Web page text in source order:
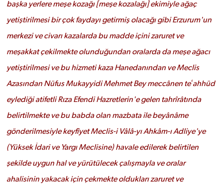
başka yerlere meşe kozağı [meşe kozalağı] ekimiyle ağaç
yetiştirilmesi bir çok faydayı getirmiş olacağı gibi Erzurum'un
merkezi ve civarı kazalarda bu madde içini zaruret ve
meşakkat çekilmekte olunduğundan oralarda da meşe ağacı
yetiştirilmesi ve bu hizmeti kaza Hanedanından ve Meclis
Azasından Nüfus Mukayyidi Mehmet Bey meccânen teʻahhüd
eylediği atifetli Rıza Efendi Hazretlerin'e gelen tahrîrâtında
belirtilmekte ve bu babda olan mazbata ile beyânâme
gönderilmesiyle keyfîyet Meclis-i Vâlâ-yı Ahkâm-ı Adliye'ye
(Yüksek İdari ve Yargı Meclisine) havale edilerek belirtilen
şekilde uygun hal ve yürütülecek çalışmayla ve oralar
ahalisinin yakacak için çekmekte oldukları zaruret ve